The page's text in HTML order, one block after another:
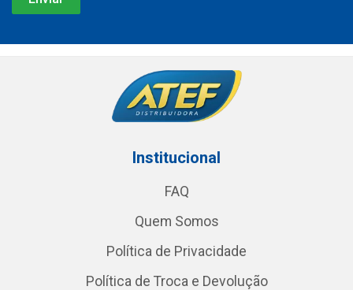
Institucional
FAQ
Quem Somos
Política de Privacidade
Política de Troca e Devolução